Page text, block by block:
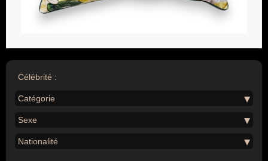
Célébrité :
Catégorie
Sexe
Nationalité